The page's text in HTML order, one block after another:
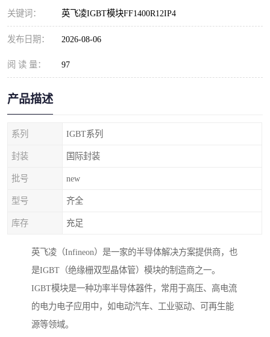
关键词： 英飞凌IGBT模块FF1400R12IP4
发布日期： 2026-08-06
阅 读 量： 97
产品描述
系列 IGBT系列
封装 国际封装
批号 new
型号 齐全
库存 充足
英飞凌（Infineon）是一家的半导体解决方案提供商，也
是IGBT（绝缘栅双型晶体管）模块的制造商之一。
IGBT模块是一种功率半导体器件，常用于高压、高电流
的电力电子应用中，如电动汽车、工业驱动、可再生能
源等领域。